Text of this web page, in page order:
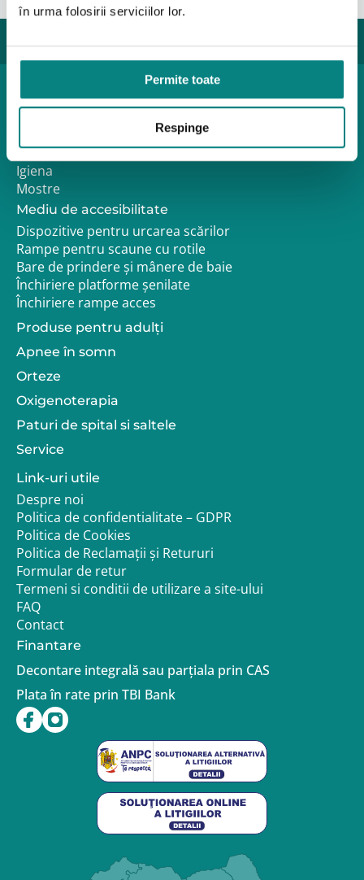
în urma folosirii serviciilor lor.
Permite toate
Respinge
Produse pediatrice
Pozitionare
Igiena
Mostre
Mediu de accesibilitate
Dispozitive pentru urcarea scărilor
Rampe pentru scaune cu rotile
Bare de prindere și mânere de baie
Închiriere platforme șenilate
Închiriere rampe acces
Produse pentru adulţi
Apnee în somn
Orteze
Oxigenoterapia
Paturi de spital si saltele
Service
Link-uri utile
Despre noi
Politica de confidentialitate – GDPR
Politica de Cookies
Politica de Reclamații și Retururi
Formular de retur
Termeni si conditii de utilizare a site-ului
FAQ
Contact
Finantare
Decontare integrală sau parțiala prin CAS
Plata în rate prin TBI Bank